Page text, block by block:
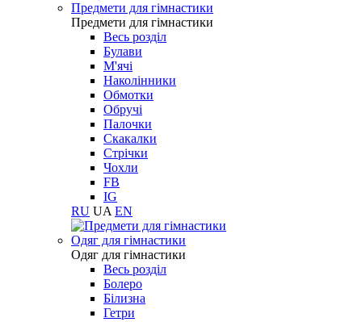
Предмети для гімнастики
Предмети для гімнастики
Весь розділ
Булави
М'ячі
Наколінники
Обмотки
Обручі
Палочки
Скакалки
Стрічки
Чохли
FB
IG
RU UA EN
Одяг для гімнастики
Одяг для гімнастики
Весь розділ
Болеро
Білизна
Гетри